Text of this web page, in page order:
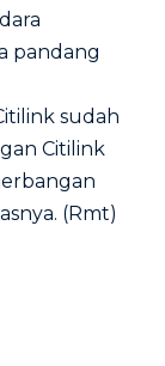
pandang
sudah
Citilink
(Rmt)